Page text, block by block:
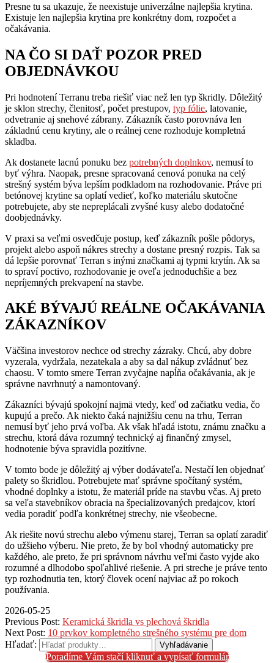
Presne tu sa ukazuje, že neexistuje univerzálne najlepšia krytina.
Existuje len najlepšia krytina pre konkrétny dom, rozpočet a
očakávania.
NA ČO SI DAŤ POZOR PRED
OBJEDNÁVKOU
Pri hodnotení Terranu treba riešiť viac než len typ škridly. Dôležitý
je sklon strechy, členitosť, počet prestupov, typ fólie, latovanie,
odvetranie aj snehové zábrany. Zákazník často porovnáva len
základnú cenu krytiny, ale o reálnej cene rozhoduje kompletná
skladba.
Ak dostanete lacnú ponuku bez potrebných doplnkov, nemusí to
byť výhra. Naopak, presne spracovaná cenová ponuka na celý
strešný systém býva lepším podkladom na rozhodovanie. Práve pri
betónovej krytine sa oplatí vedieť, koľko materiálu skutočne
potrebujete, aby ste nepreplácali zvyšné kusy alebo dodatočné
doobjednávky.
V praxi sa veľmi osvedčuje postup, keď zákazník pošle pôdorys,
projekt alebo aspoň nákres strechy a dostane presný rozpis. Tak sa
dá lepšie porovnať Terran s inými značkami aj typmi krytín. Ak sa
to spraví poctivo, rozhodovanie je oveľa jednoduchšie a bez
nepríjemných prekvapení na stavbe.
AKÉ BÝVAJÚ REÁLNE OČAKÁVANIA
ZÁKAZNÍKOV
Väčšina investorov nechce od strechy zázraky. Chcú, aby dobre
vyzerala, vydržala, nezatekala a aby sa dal nákup zvládnuť bez
chaosu. V tomto smere Terran zvyčajne napĺňa očakávania, ak je
správne navrhnutý a namontovaný.
Zákazníci bývajú spokojní najmä vtedy, keď od začiatku vedia, čo
kupujú a prečo. Ak niekto čaká najnižšiu cenu na trhu, Terran
nemusí byť jeho prvá voľba. Ak však hľadá istotu, známu značku a
strechu, ktorá dáva rozumný technický aj finančný zmysel,
hodnotenie býva spravidla pozitívne.
V tomto bode je dôležitý aj výber dodávateľa. Nestačí len objednať
palety so škridlou. Potrebujete mať správne spočítaný systém,
vhodné doplnky a istotu, že materiál príde na stavbu včas. Aj preto
sa veľa stavebníkov obracia na špecializovaných predajcov, ktorí
vedia poradiť podľa konkrétnej strechy, nie všeobecne.
Ak riešite novú strechu alebo výmenu starej, Terran sa oplatí zaradiť
do užšieho výberu. Nie preto, že by bol vhodný automaticky pre
každého, ale preto, že pri správnom návrhu veľmi často vyjde ako
rozumné a dlhodobo spoľahlivé riešenie. A pri streche je práve tento
typ rozhodnutia ten, ktorý človek ocení najviac až po rokoch
používania.
2026-05-25
Previous Post: Keramická škridla vs plechová škridla
Next Post: 10 prvkov kompletného strešného systému pre dom
Hľadať:
Vyhľadávanie
Poradíme Vám stačí kliknuť a vypísať formulár